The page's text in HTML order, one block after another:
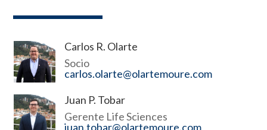
Carlos R. Olarte
Socio
carlos.olarte@olartemoure.com
Juan P. Tobar
Gerente Life Sciences
juan.tobar@olartemoure.com